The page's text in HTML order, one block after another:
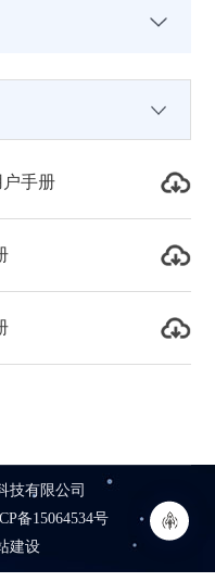
户手册
有限公司
备15064534号
建设